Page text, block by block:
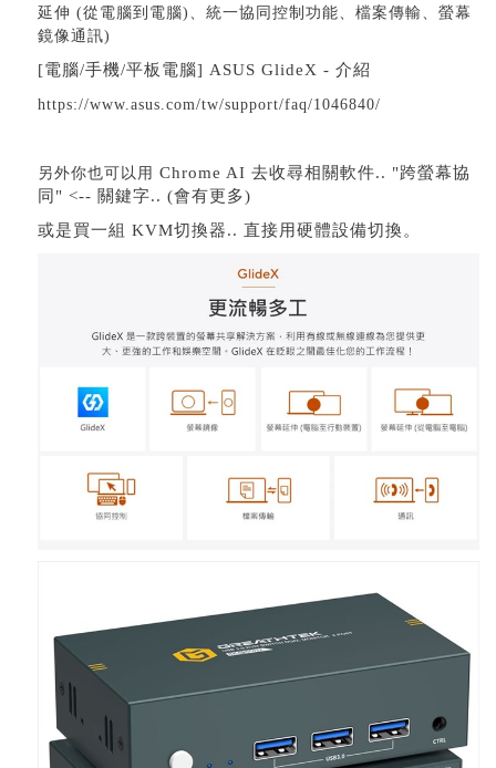
延伸 (從電腦到電腦)、統一協同控制功能、檔案傳輸、螢幕
鏡像通訊)
[電腦/手機/平板電腦] ASUS GlideX - 介紹
https://www.asus.com/tw/support/faq/1046840/
另外你也可以用 Chrome AI 去收尋相關軟件.. "跨螢幕協
同" <-- 關鍵字.. (會有更多)
或是買一組 KVM切換器.. 直接用硬體設備切換。